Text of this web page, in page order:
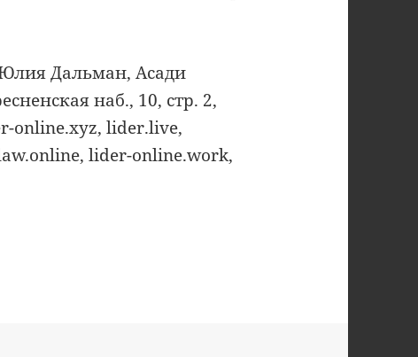
Дальман, Асади
наб., 10, стр. 2,
online.xyz, lider.live,
lider-online.work,
список юристов (начало 2021 года)